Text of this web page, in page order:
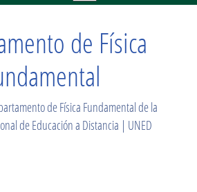
de Física
de Física Fundamental de la
de Educación a Distancia | UNED